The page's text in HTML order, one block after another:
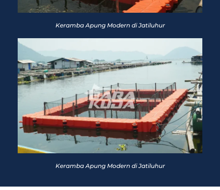
Keramba Apung Modern di Jatiluhur
Keramba Apung Modern di Jatiluhur